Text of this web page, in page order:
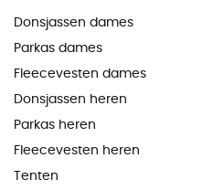
Donsjassen dames
Parkas dames
Fleecevesten dames
Donsjassen heren
Parkas heren
Fleecevesten heren
Tenten